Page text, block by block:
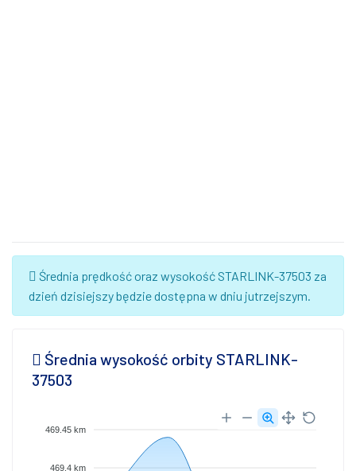
Średnia prędkość oraz wysokość STARLINK-37503 za
dzień dzisiejszy będzie dostępna w dniu jutrzejszym.
Średnia wysokość orbity STARLINK-
37503
469.45 km
469.4 km